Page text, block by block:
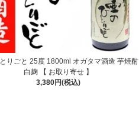
りごと 25度 1800ml オガタマ酒造 芋焼酎
白麹 【 お取り寄せ 】
3,380円(税込)